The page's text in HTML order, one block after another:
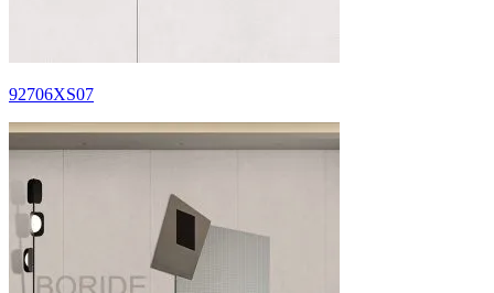
92706XS07